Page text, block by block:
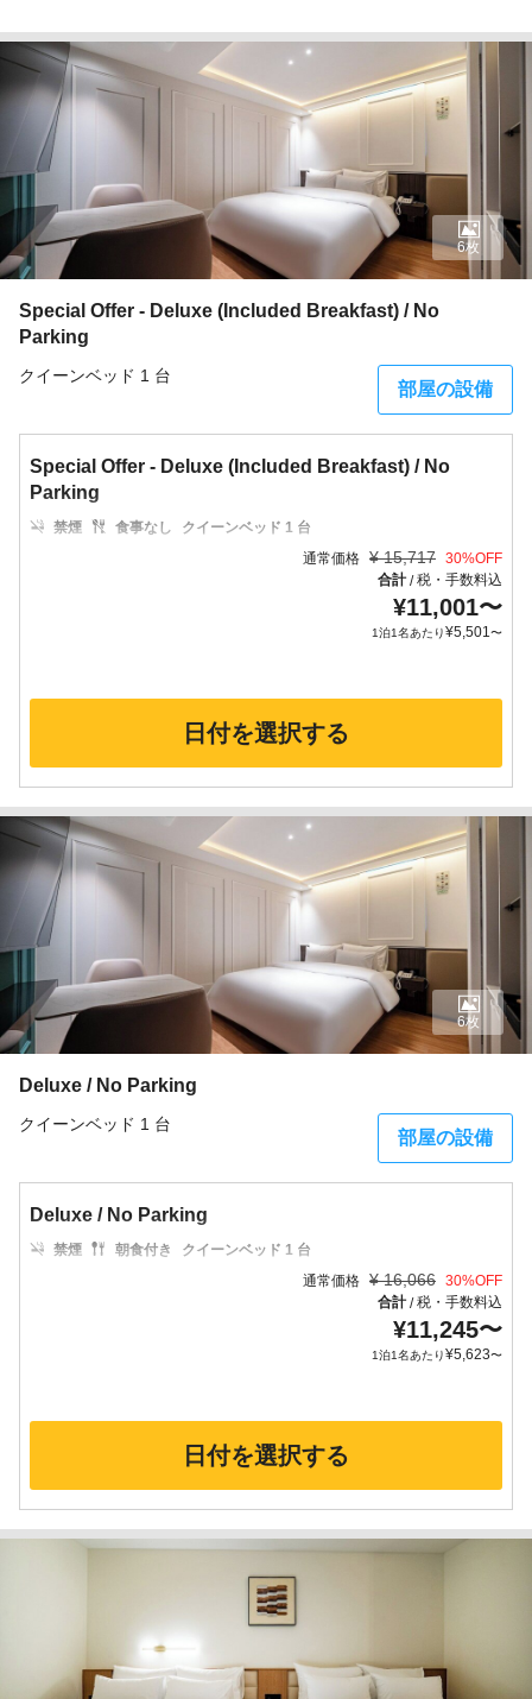
Special Offer - Deluxe (Included Breakfast) / No
Parking
クイーンベッド 1 台
部屋の設備
6枚
Special Offer - Deluxe (Included Breakfast) / No
Parking
禁煙 食事なし
クイーンベッド 1 台
通常価格 ¥ 15,717 30%OFF
合計/税・手数料込
¥11,001〜
1泊1名あたり¥5,501〜
日付を選択する
Deluxe / No Parking
クイーンベッド 1 台
部屋の設備
6枚
Deluxe / No Parking
禁煙 朝食付き
クイーンベッド 1 台
通常価格 ¥ 16,066 30%OFF
合計/税・手数料込
¥11,245〜
1泊1名あたり¥5,623〜
日付を選択する